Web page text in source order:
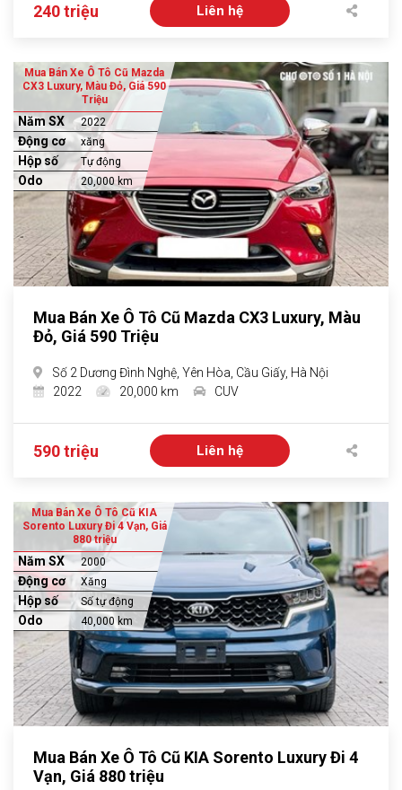
240 triệu Liên hệ
Mua Bán Xe Ô Tô Cũ Mazda
CX3 Luxury, Màu Đỏ, Giá 590
Triệu
Năm SX 2022
Động cơ xăng
Hộp số Tự động
Odo 20,000 km
Mua Bán Xe Ô Tô Cũ Mazda CX3 Luxury, Màu
Đỏ, Giá 590 Triệu
Số 2 Dương Đình Nghệ, Yên Hòa, Cầu Giấy, Hà Nội
2022
20,000 km CUV
590 triệu Liên hệ
Mua Bán Xe Ô Tô Cũ KIA
Sorento Luxury Đi 4 Vạn, Giá
880 triệu
Năm SX 2000
Động cơ Xăng
Hộp số Số tự động
Odo 40,000 km
Mua Bán Xe Ô Tô Cũ KIA Sorento Luxury Đi 4
Vạn, Giá 880 triệu